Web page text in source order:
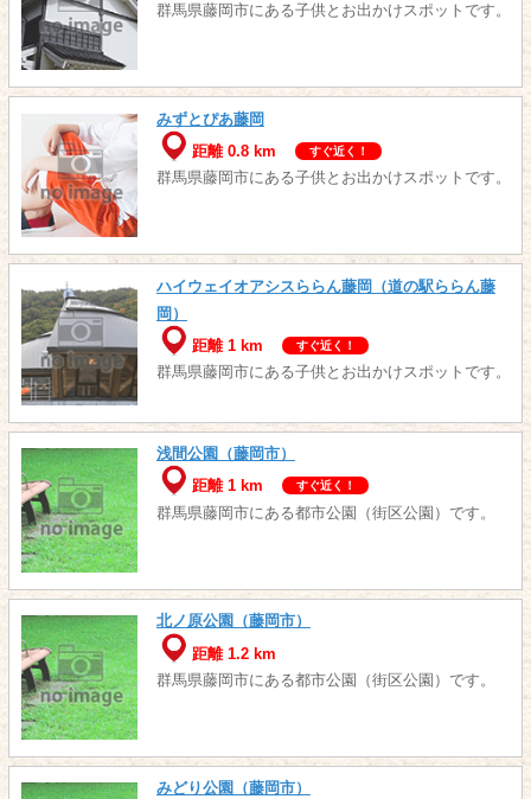
群馬県藤岡市にある子供とお出かけスポットです。
みずとぴあ藤岡
距離 0.8 km
すぐ近く！
群馬県藤岡市にある子供とお出かけスポットです。
ハイウェイオアシスららん藤岡（道の駅ららん藤
岡）
距離 1 km
すぐ近く！
群馬県藤岡市にある子供とお出かけスポットです。
浅間公園（藤岡市）
距離 1 km
すぐ近く！
群馬県藤岡市にある都市公園（街区公園）です。
北ノ原公園（藤岡市）
距離 1.2 km
群馬県藤岡市にある都市公園（街区公園）です。
みどり公園（藤岡市）